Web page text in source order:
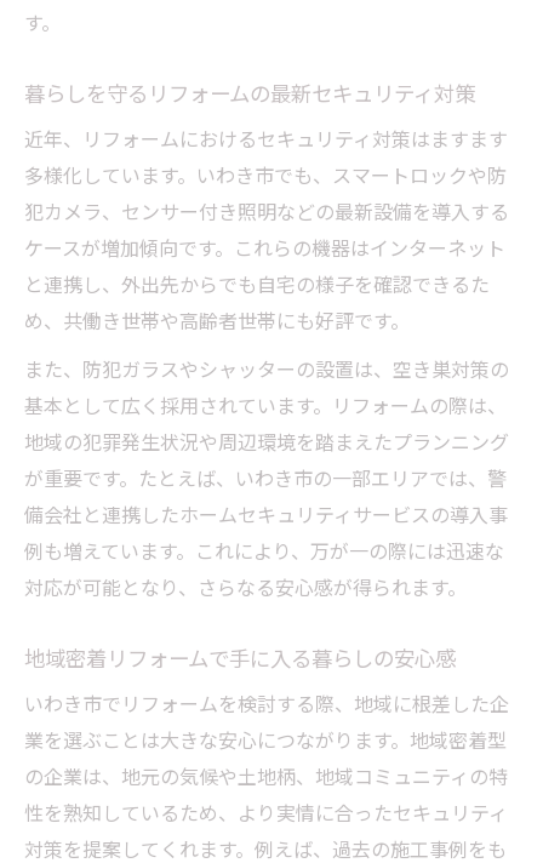
地域特性を活かしたリフォームの工夫と実
いわき市の住宅事情とリフォームの最新傾
向
地域密着型リフォームで安心を手に入れる
方法
安心を追求するならリフォーム活用が鍵
安心を追求する住まいに不可欠なリフォー
ム選び
リフォーム活用で安全な住生活を実現する
コツ
住まいの安心感を高めるリフォームの役割
とは
リフォームで防犯・安全性を強化する方法
説
新しい生活様式とリフォームの役割を徹底解説
新生活様式に対応したリフォームの最前線
暮らしを快適にするリフォームの工夫と効
果
す。
暮らしを守るリフォームの最新セキュリティ対策
近年、リフォームにおけるセキュリティ対策はますます
多様化しています。いわき市でも、スマートロックや防
犯カメラ、センサー付き照明などの最新設備を導入する
ケースが増加傾向です。これらの機器はインターネット
と連携し、外出先からでも自宅の様子を確認できるた
め、共働き世帯や高齢者世帯にも好評です。
また、防犯ガラスやシャッターの設置は、空き巣対策の
基本として広く採用されています。リフォームの際は、
地域の犯罪発生状況や周辺環境を踏まえたプランニング
が重要です。たとえば、いわき市の一部エリアでは、警
備会社と連携したホームセキュリティサービスの導入事
例も増えています。これにより、万が一の際には迅速な
対応が可能となり、さらなる安心感が得られます。
地域密着リフォームで手に入る暮らしの安心感
いわき市でリフォームを検討する際、地域に根差した企
業を選ぶことは大きな安心につながります。地域密着型
の企業は、地元の気候や土地柄、地域コミュニティの特
性を熟知しているため、より実情に合ったセキュリティ
対策を提案してくれます。例えば、過去の施工事例をも